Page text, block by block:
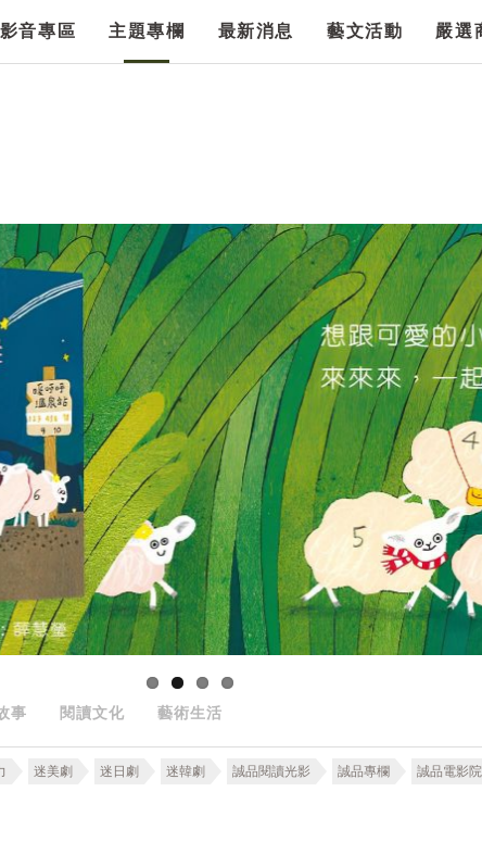
影音專區 主題專欄 最新消息 藝文活動 嚴選
事 閱讀文化 藝術生活
迷美劇 迷日劇 迷韓劇 誠品閱讀光影 誠品專欄 誠品電影院